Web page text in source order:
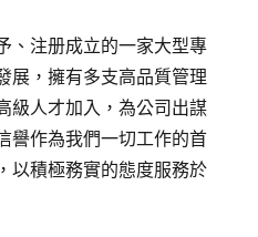
、注册成立的一家大型專
展，擁有多支高品質管理
級人才加入，為公司出謀
譽作為我們一切工作的首
以積極務實的態度服務於